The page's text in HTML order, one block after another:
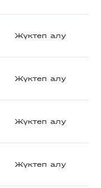
Жүктеп алу
Жүктеп алу
Жүктеп алу
Жүктеп алу